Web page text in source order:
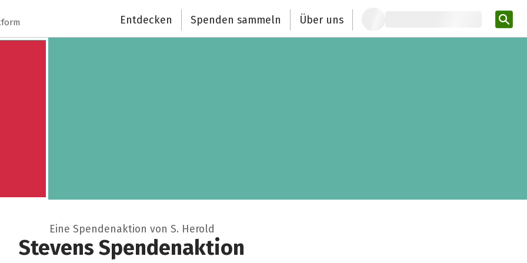
Entdecken Spenden sammeln Über uns
Eine Spendenaktion von S. Herold
Stevens Spendenaktion
Schließen